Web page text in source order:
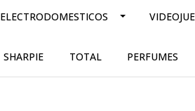
ELECTRODOMESTICOS
SHARPIE TOTAL PERFUMES